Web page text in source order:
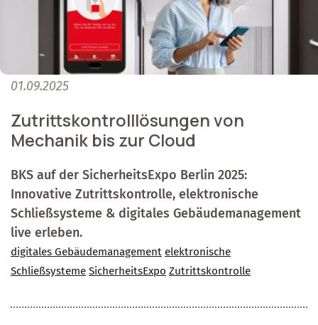
01.09.2025
Zutrittskontrolllösungen von
Mechanik bis zur Cloud
BKS auf der SicherheitsExpo Berlin 2025:
Innovative Zutrittskontrolle, elektronische
Schließsysteme & digitales Gebäudemanagement
live erleben.
digitales Gebäudemanagement elektronische
Schließsysteme SicherheitsExpo Zutrittskontrolle